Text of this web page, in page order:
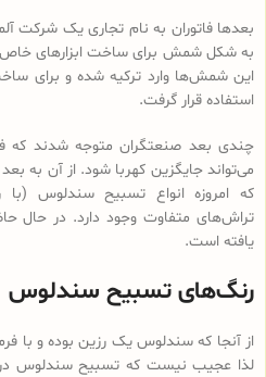
بعدها فاتوران به نام تجاری یک شرکت
به شکل شمش برای ساخت ابزارهای خاص
این شمش‌ها وارد ترکیه شده و برای
استفاده قرار گرفت.
چندی بعد صنعتگران متوجه شدند که
می‌تواند جایگزین کهربا شود. از آن به
که امروزه انواع تسبیح‌ سندلوس
تراش‌های متفاوت وجود دارد. در حال
یافته است.
رنگ‌های تسبیح سندلوس
از آنجا که سندلوس یک رزین بوده و با
لذا عجیب نیست که تسبیح سندلوس در